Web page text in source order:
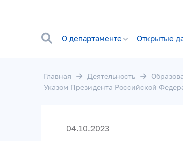
О департаменте Открытые
Главная Деятельность
Указом Президента Российской
04.10.2023